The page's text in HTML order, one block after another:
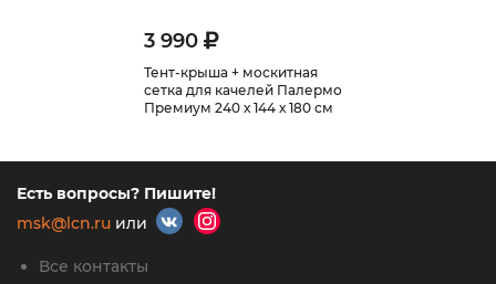
3 990
Тент-крыша + москитная
сетка для качелей Палермо
Премиум 240 х 144 х 180 см
Есть вопросы? Пишите!
msk@lcn.ru или
Все контакты